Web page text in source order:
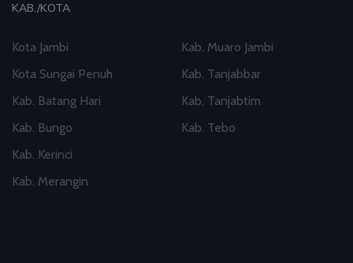
KAB./KOTA
Kota Jambi
Kota Sungai Penuh
Kab. Batang Hari
Kab. Bungo
Kab. Kerinci
Kab. Merangin
Kab. Muaro Jambi
Kab. Tanjabbar
Kab. Tanjabtim
Kab. Tebo